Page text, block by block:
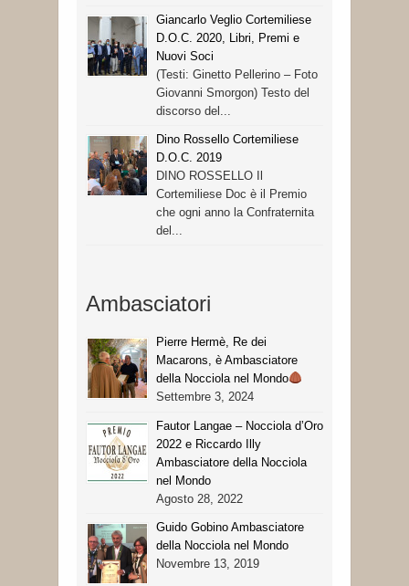
Giancarlo Veglio Cortemiliese
D.O.C. 2020, Libri, Premi e
Nuovi Soci
(Testi: Ginetto Pellerino – Foto
Giovanni Smorgon) Testo del
discorso del...
Dino Rossello Cortemiliese
D.O.C. 2019
DINO ROSSELLO Il
Cortemiliese Doc è il Premio
che ogni anno la Confraternita
del...
Ambasciatori
Pierre Hermè, Re dei
Macarons, è Ambasciatore
della Nocciola nel Mondo
Settembre 3, 2024
Fautor Langae – Nocciola d’Oro
2022 e Riccardo Illy
Ambasciatore della Nocciola
nel Mondo
Agosto 28, 2022
Guido Gobino Ambasciatore
della Nocciola nel Mondo
Novembre 13, 2019